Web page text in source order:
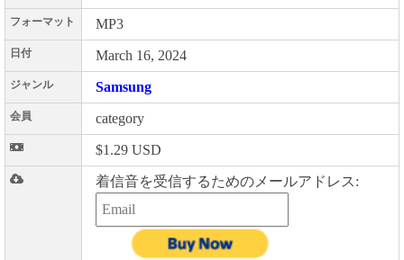
フォーマット MP3
日付 March 16, 2024
ジャンル Samsung
会員 category
$1.29 USD
着信音を受信するためのメールアドレス: